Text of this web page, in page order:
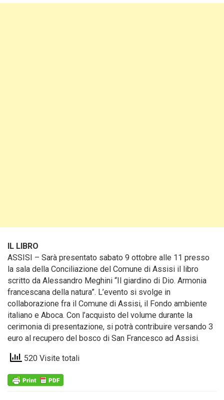
IL LIBRO
ASSISI – Sarà presentato sabato 9 ottobre alle 11 presso
la sala della Conciliazione del Comune di Assisi il libro
scritto da Alessandro Meghini “Il giardino di Dio. Armonia
francescana della natura”. L’evento si svolge in
collaborazione fra il Comune di Assisi, il Fondo ambiente
italiano e Aboca. Con l’acquisto del volume durante la
cerimonia di presentazione, si potrà contribuire versando 3
euro al recupero del bosco di San Francesco ad Assisi.
520 Visite totali